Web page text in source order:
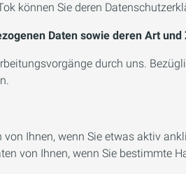
können Sie deren
Daten sowie deren Art
durch uns.
Ihnen, wenn Sie etwas aktiv
von Ihnen, wenn Sie bestimmte